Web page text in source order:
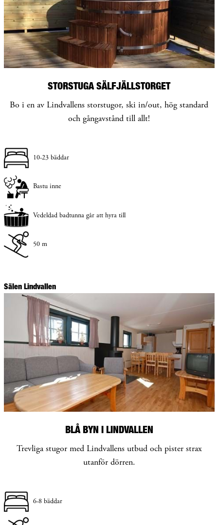
STORSTUGA SÄLFJÄLLSTORGET
Bo i en av Lindvallens storstugor, ski in/out, hög standard
och gångavstånd till allt!
10-23 bäddar
Bastu inne
Vedeldad badtunna går att hyra till
50 m
Sälen Lindvallen
BLÅ BYN I LINDVALLEN
Trevliga stugor med Lindvallens utbud och pister strax
utanför dörren.
6-8 bäddar